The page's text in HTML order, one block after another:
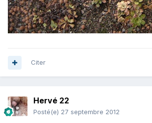
Citer
Hervé 22
Posté(e) 27 septembre 2012